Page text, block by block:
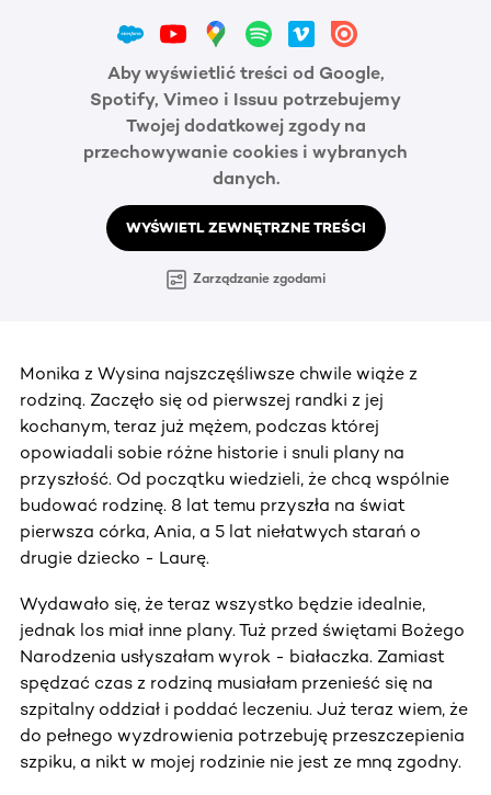
Aby wyświetlić treści od Google,
Spotify, Vimeo i Issuu potrzebujemy
Twojej dodatkowej zgody na
przechowywanie cookies i wybranych
danych.
WYŚWIETL ZEWNĘTRZNE TREŚCI
Zarządzanie zgodami
Monika z Wysina najszczęśliwsze chwile wiąże z
rodziną. Zaczęło się od pierwszej randki z jej
kochanym, teraz już mężem, podczas której
opowiadali sobie różne historie i snuli plany na
przyszłość. Od początku wiedzieli, że chcą wspólnie
budować rodzinę. 8 lat temu przyszła na świat
pierwsza córka, Ania, a 5 lat niełatwych starań o
drugie dziecko - Laurę.
Wydawało się, że teraz wszystko będzie idealnie,
jednak los miał inne plany. Tuż przed świętami Bożego
Narodzenia usłyszałam wyrok - białaczka. Zamiast
spędzać czas z rodziną musiałam przenieść się na
szpitalny oddział i poddać leczeniu. Już teraz wiem, że
do pełnego wyzdrowienia potrzebuję przeszczepienia
szpiku, a nikt w mojej rodzinie nie jest ze mną zgodny.